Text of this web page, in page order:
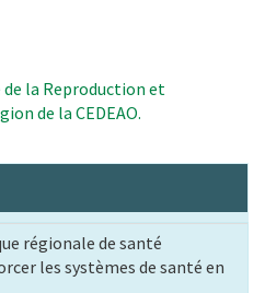
la Reproduction et
de la CEDEAO.
régionale de santé
les systèmes de santé en